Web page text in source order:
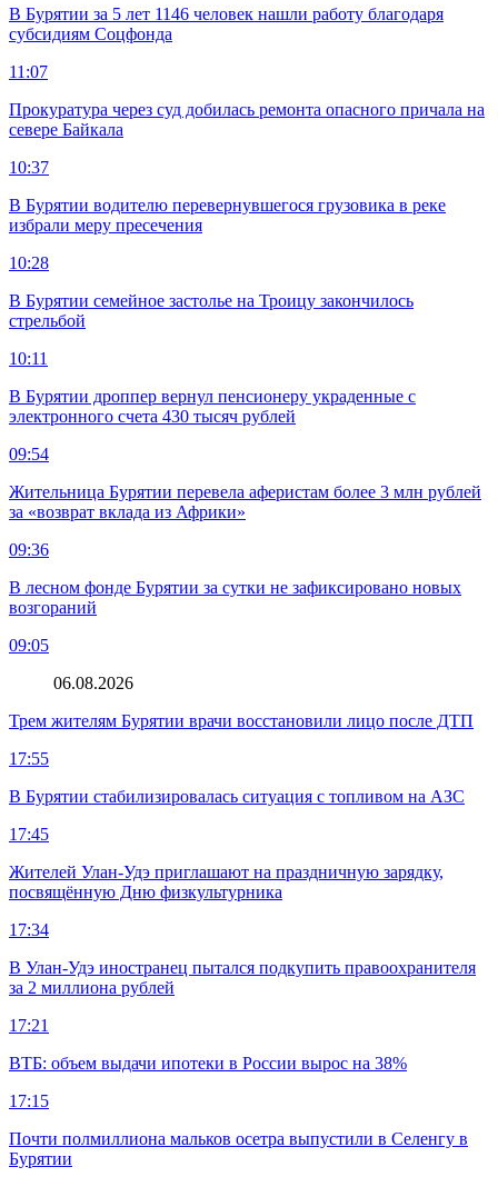
В Бурятии за 5 лет 1146 человек нашли работу благодаря
субсидиям Соцфонда
11:07
Прокуратура через суд добилась ремонта опасного причала на
севере Байкала
10:37
В Бурятии водителю перевернувшегося грузовика в реке
избрали меру пресечения
10:28
В Бурятии семейное застолье на Троицу закончилось
стрельбой
10:11
В Бурятии дроппер вернул пенсионеру украденные с
электронного счета 430 тысяч рублей
09:54
Жительница Бурятии перевела аферистам более 3 млн рублей
за «возврат вклада из Африки»
09:36
В лесном фонде Бурятии за сутки не зафиксировано новых
возгораний
09:05
06.08.2026
Трем жителям Бурятии врачи восстановили лицо после ДТП
17:55
В Бурятии стабилизировалась ситуация с топливом на АЗС
17:45
Жителей Улан-Удэ приглашают на праздничную зарядку,
посвящённую Дню физкультурника
17:34
В Улан-Удэ иностранец пытался подкупить правоохранителя
за 2 миллиона рублей
17:21
ВТБ: объем выдачи ипотеки в России вырос на 38%
17:15
Почти полмиллиона мальков осетра выпустили в Селенгу в
Бурятии